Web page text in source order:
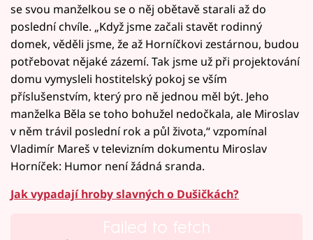
se svou manželkou se o něj obětavě starali až do
poslední chvíle. „Když jsme začali stavět rodinný
domek, věděli jsme, že až Horníčkovi zestárnou, budou
potřebovat nějaké zázemí. Tak jsme už při projektování
domu vymysleli hostitelský pokoj se vším
příslušenstvím, který pro ně jednou měl být. Jeho
manželka Běla se toho bohužel nedočkala, ale Miroslav
v něm trávil poslední rok a půl života,“ vzpomínal
Vladimír Mareš v televizním dokumentu Miroslav
Horníček: Humor není žádná sranda.
Jak vypadají hroby slavných o Dušičkách?
Failed to fetch